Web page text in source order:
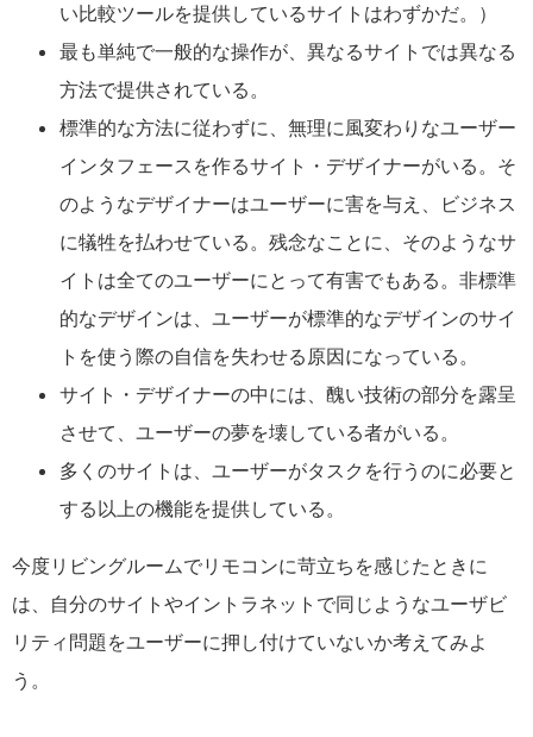
い比較ツールを提供しているサイトはわずかだ。）
最も単純で一般的な操作が、異なるサイトでは異なる
方法で提供されている。
標準的な方法に従わずに、無理に風変わりなユーザー
インタフェースを作るサイト・デザイナーがいる。そ
のようなデザイナーはユーザーに害を与え、ビジネス
に犠牲を払わせている。残念なことに、そのようなサ
イトは全てのユーザーにとって有害でもある。非標準
的なデザインは、ユーザーが標準的なデザインのサイ
トを使う際の自信を失わせる原因になっている。
サイト・デザイナーの中には、醜い技術の部分を露呈
させて、ユーザーの夢を壊している者がいる。
多くのサイトは、ユーザーがタスクを行うのに必要と
する以上の機能を提供している。
今度リビングルームでリモコンに苛立ちを感じたときに
は、自分のサイトやイントラネットで同じようなユーザビ
リティ問題をユーザーに押し付けていないか考えてみよ
う。